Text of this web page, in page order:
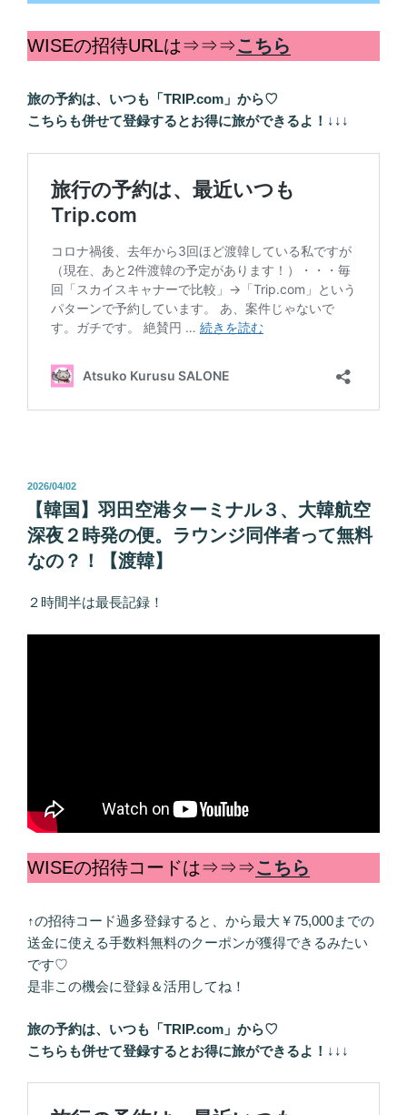
WISEの招待URLは⇒⇒⇒こちら
旅の予約は、いつも「TRIP.com」から♡
こちらも併せて登録するとお得に旅ができるよ！ ↓↓↓
投
日:
2026/04/02
【韓国】羽田空港ターミナル３、大韓航空
深夜２時発の便。ラウンジ同伴者って無料
なの？！【渡韓】
２時間半は最長記録！
WISEの招待コードは⇒⇒⇒こちら
↑の招待コード過多登録すると、から最大￥75,000までの
送金に使える手数料無料のクーポンが獲得できるみたい
です♡
是非この機会に登録＆活用してね！
旅の予約は、いつも「TRIP.com」から♡
こちらも併せて登録するとお得に旅ができるよ！ ↓↓↓